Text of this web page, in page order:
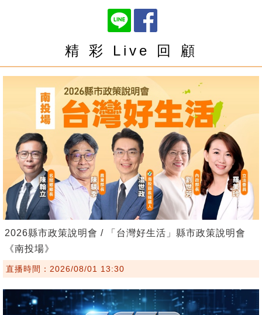
精 彩 Live 回 顧
2026縣市政策說明會 / 「台灣好生活」縣市政策說明會
《南投場》
直播時間：2026/08/01 13:30